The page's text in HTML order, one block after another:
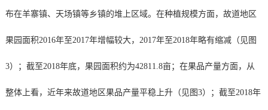
布在羊寨镇、天场镇等乡镇的堆上区域。在种植规模方面，故道地区
果园面积2016年至2017年增幅较大，2017年至2018年略有缩减（见图
3）；截至2018年底，果园面积约为42811.8亩；在果品产量方面，从
整体上看，近年来故道地区果品产量平稳上升（见图3）；截至2018年